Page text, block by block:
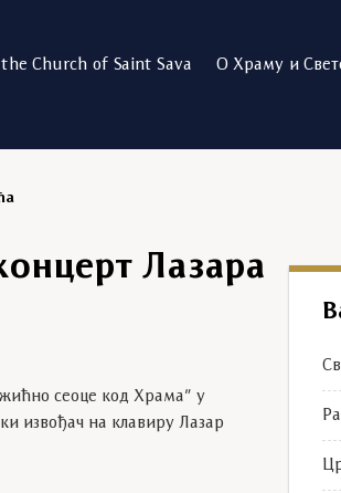
Church of Saint Sava О Храму и
Лазара
сеоце код Храма” у
извођач на клавиру Лазар